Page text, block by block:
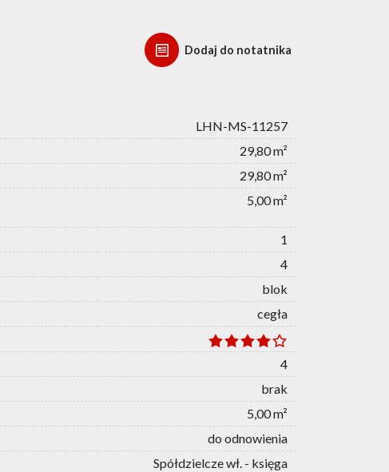
Dodaj do notatnika
LHN-MS-11257
29,80 m²
29,80 m²
5,00 m²
1
4
blok
cegła
4
brak
5,00 m²
do odnowienia
Spółdzielcze wł. - księga